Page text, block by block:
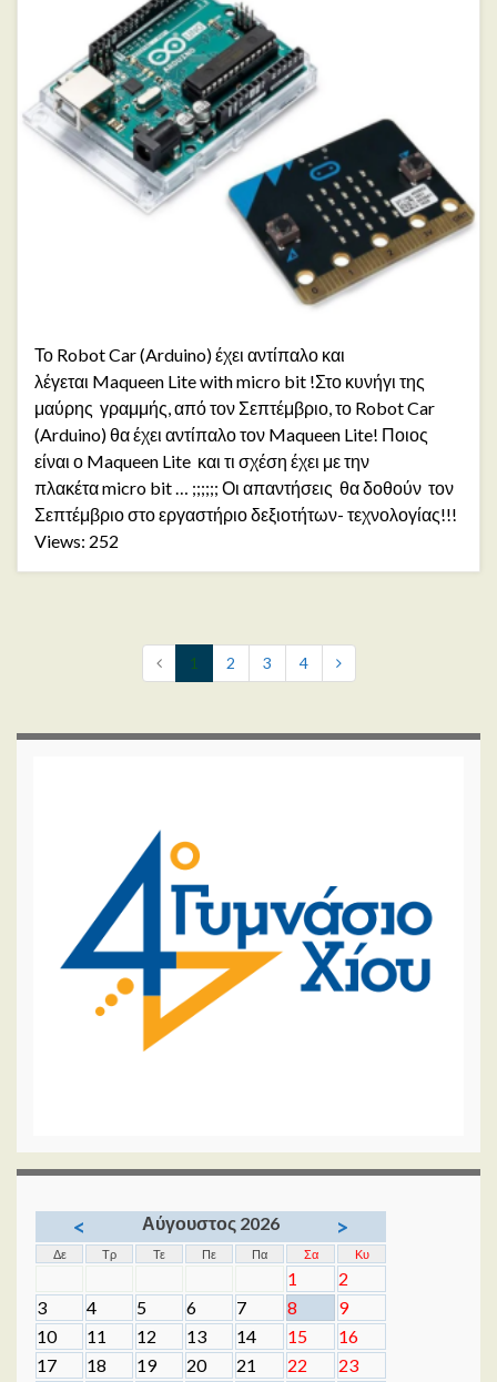
Το Robot Car (Arduino) έχει αντίπαλο και
λέγεται Maqueen Lite with micro bit !Στο κυνήγι της
μαύρης γραμμής, από τον Σεπτέμβριο, το Robot Car
(Arduino) θα έχει αντίπαλο τον Maqueen Lite! Ποιος
είναι ο Maqueen Lite και τι σχέση έχει με την
πλακέτα micro bit … ;;;;;; Οι απαντήσεις θα δοθούν τον
Σεπτέμβριο στο εργαστήριο δεξιοτήτων- τεχνολογίας!!!
Views: 252
1 2 3 4
< Αύγουστος 2026 >
Δε Τρ Τε Πε Πα Σα Κυ
1
2
3
4 5 6 7 8
9
10
11 12 13 14 15
16
17
18 19 20 21 22
23